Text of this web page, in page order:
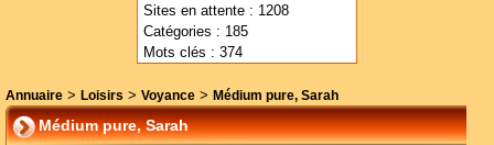
Sites en attente : 1208
Catégories : 185
Mots clés : 374
Annuaire > Loisirs > Voyance > Médium pure, Sarah
Médium pure, Sarah